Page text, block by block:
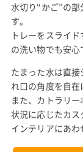
水切り“かご”の
す。
トレーをスライ
の洗い物でも安心
たまった水は直
れ口の角度を自在
また、カトラリ
状況に応じたカス
インテリアにあわ